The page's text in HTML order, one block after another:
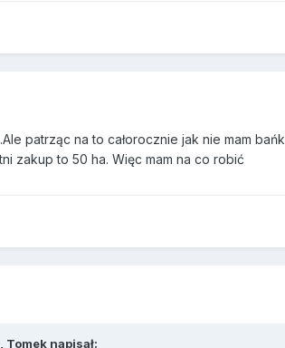
patrząc na to całorocznie jak nie mam
zakup to 50 ha. Więc mam na co robić
Tomek napisał: